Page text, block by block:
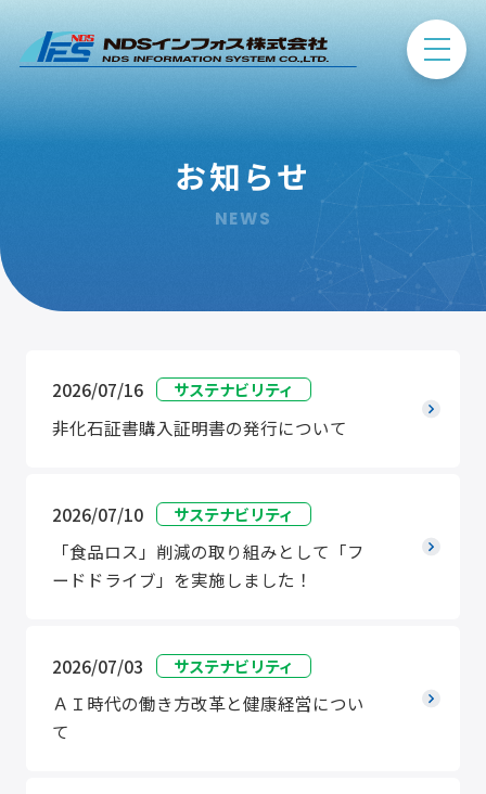
お知らせ
NEWS
2026/07/16 サステナビリティ
非化石証書購入証明書の発行について
2026/07/10 サステナビリティ
「食品ロス」削減の取り組みとして「フ
ードドライブ」を実施しました！
2026/07/03 サステナビリティ
ＡＩ時代の働き方改革と健康経営につい
て